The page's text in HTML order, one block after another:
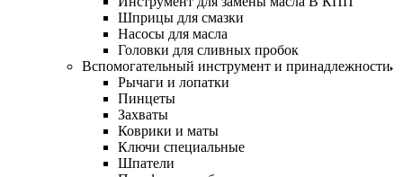
Шприцы для смазки
Насосы для масла
Головки для сливных пробок
Вспомогательный инструмент и принадлежности
Рычаги и лопатки
Пинцеты
Захваты
Коврики и маты
Ключи специальные
Шпатели